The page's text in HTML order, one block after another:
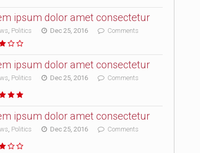
ipsum dolor amet consectetur
, Politics Dec 25, 2016 Comments
ipsum dolor amet consectetur
, Politics Dec 25, 2016 Comments
ipsum dolor amet consectetur
, Politics Dec 25, 2016 Comments